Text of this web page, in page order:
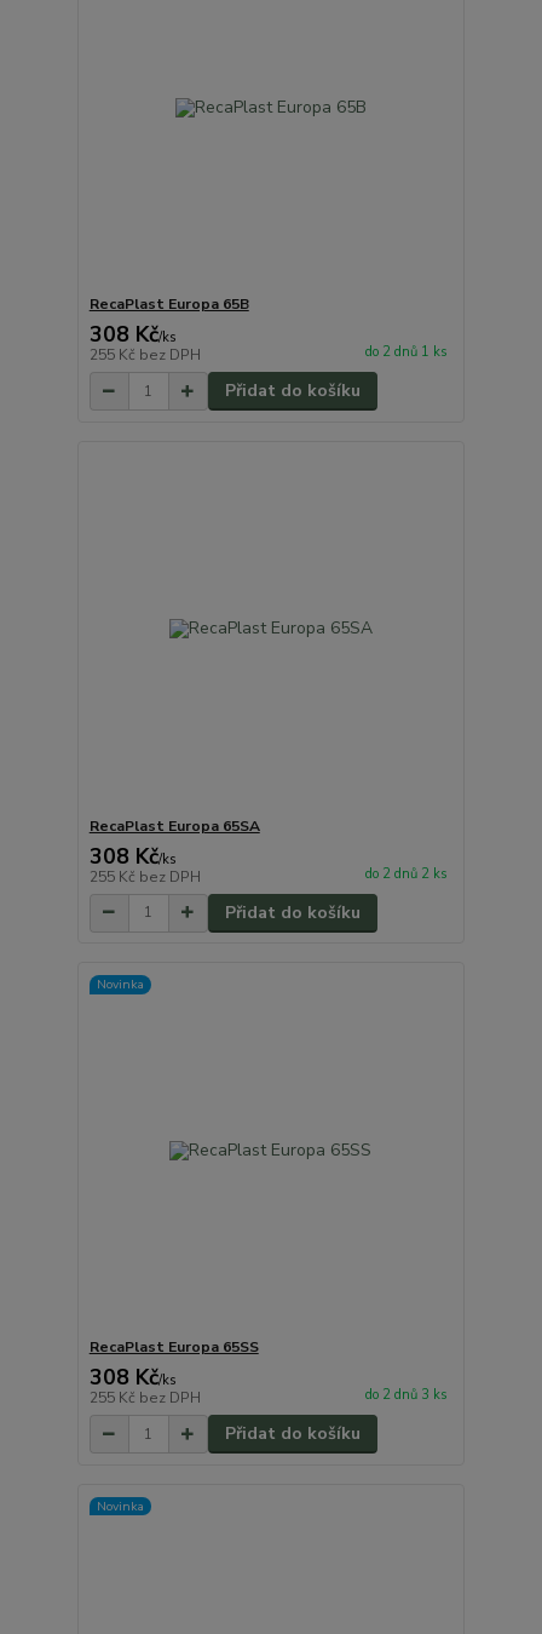
RecaPlast Europa 65B
308 Kč/ks
255 Kč bez DPH do 2 dnů 1 ks
Přidat do košíku
RecaPlast Europa 65SA
308 Kč/ks
255 Kč bez DPH do 2 dnů 2 ks
Přidat do košíku
Novinka
RecaPlast Europa 65SS
308 Kč/ks
255 Kč bez DPH do 2 dnů 3 ks
Přidat do košíku
Novinka